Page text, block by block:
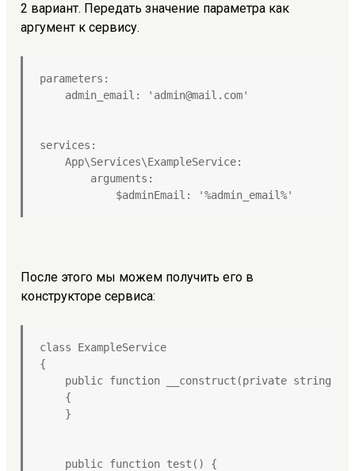
2 вариант. Передать значение параметра как
аргумент к сервису.
parameters:
admin_email: 'admin@mail.com'
services:
App\Services\ExampleService:
arguments:
$adminEmail: '%admin_email%'
После этого мы можем получить его в
конструкторе сервиса:
class ExampleService
{
public function __construct(private string
{
}
public function test() {